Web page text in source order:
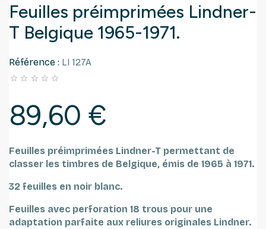
Feuilles préimprimées Lindner-
T Belgique 1965-1971.
Référence : LI 127A
    
89,60 €
Feuilles préimprimées Lindner-T permettant de
classer les timbres de Belgique, émis de 1965 à 1971.
32 feuilles en noir blanc.
Feuilles avec perforation 18 trous pour une
adaptation parfaite aux reliures originales Lindner.